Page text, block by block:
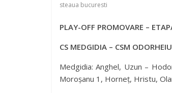
steaua bucuresti
PLAY-OFF PROMOVARE –
CS MEDGIDIA – CSM
Medgidia: Anghel, Uzun –
Moroșanu 1, Horneț, Hristu,